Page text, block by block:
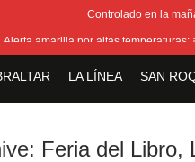
Controlado en la
Alerta amarilla por altas temperaturas:
LA LÍNEA SAN
Feria del Libro,